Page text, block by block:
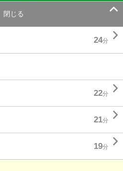
閉じる 
24分 
22分 
21分 
19分 